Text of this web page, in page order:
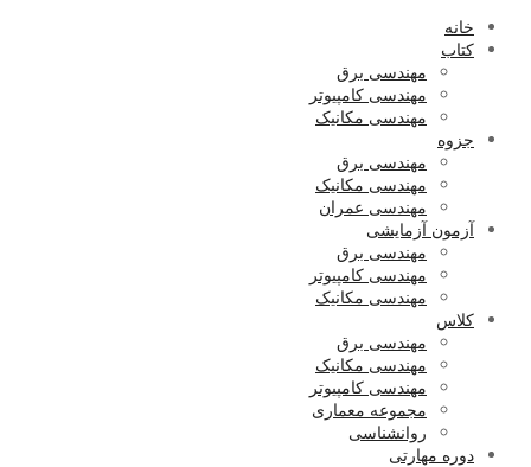
خانه
کتاب
مهندسی برق
مهندسی کامپیوتر
مهندسی مکانیک
جزوه
مهندسی برق
مهندسی مکانیک
مهندسی عمران
آزمون آزمایشی
مهندسی برق
مهندسی کامپیوتر
مهندسی مکانیک
کلاس
مهندسی برق
مهندسی مکانیک
مهندسی کامپیوتر
مجموعه معماری
روانشناسی
دوره مهارتی